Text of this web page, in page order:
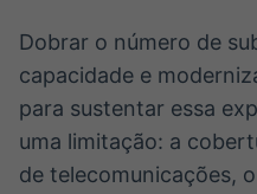
Dobrar o número de
capacidade e
para sustentar essa
uma limitação: a
de telecomunicações,